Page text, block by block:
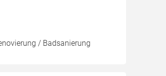
/ Badsanierung